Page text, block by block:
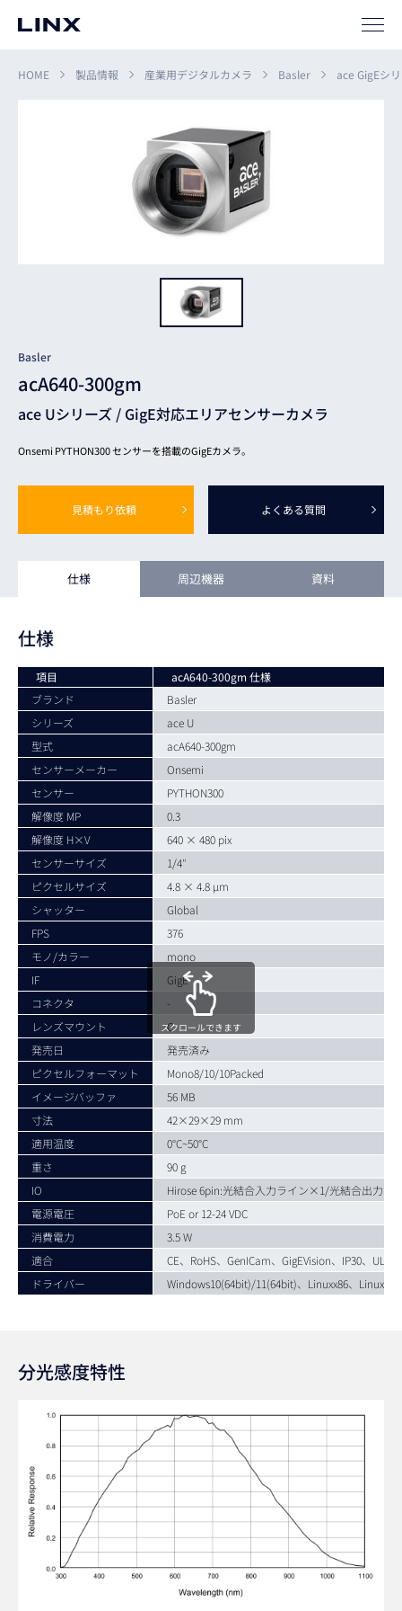
HOME 製品情報 産業用デジタルカメラ Basler ace GigEシ
Basler
acA640-300gm
ace Uシリーズ / GigE対応エリアセンサーカメラ
Onsemi PYTHON300 センサーを搭載のGigEカメラ。
見積もり依頼 よくある質問
仕様 周辺機器 資料
仕様
項目
acA640-300gm 仕様
ブランド
Basler
シリーズ
ace U
型式
acA640-300gm
センサーメーカー
Onsemi
センサー
PYTHON300
解像度 MP
0.3
解像度 H×V
640 × 480 pix
センサーサイズ
1/4″
ピクセルサイズ
4.8 × 4.8 µm
シャッター
Global
FPS
376
モノ/カラー
mono
IF
GigE
コネクタ
-
レンズマウント
C
発売日
発売済み
ピクセルフォーマット
Mono8/10/10Packed
イメージバッファ
56 MB
寸法
42×29×29 mm
適用温度
0°C~50°C
重さ
90 g
IO
Hirose 6pin:光結合入力ライン×1/光結合出力
電源電圧
PoE or 12-24 VDC
消費電力
3.5 W
適合
CE、RoHS、GenICam、GigEVision、IP30、UL、
ドライバー
Windows10(64bit)/11(64bit)、Linuxx86、
スクロールできます
分光感度特性